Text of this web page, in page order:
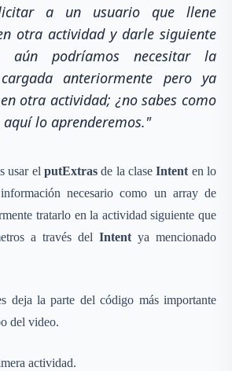
a un usuario que llene
otra actividad y darle siguiente
podríamos necesitar la
anteriormente pero ya
otra actividad; ¿no sabes como
aquí lo aprenderemos."
usar el putExtras de la claseIntent en lo
necesario como un array de
tratarlo en la actividad siguiente que
a través del Intent ya mencionado
deja la parte del código más importante
del video.
actividad.